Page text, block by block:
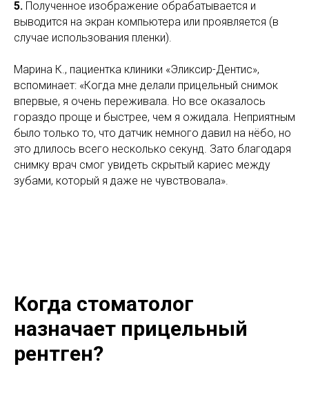
5. Полученное изображение обрабатывается и
выводится на экран компьютера или проявляется (в
случае использования пленки).
Марина К., пациентка клиники «Эликсир-Дентис»,
вспоминает: «Когда мне делали прицельный снимок
впервые, я очень переживала. Но все оказалось
гораздо проще и быстрее, чем я ожидала. Неприятным
было только то, что датчик немного давил на нёбо, но
это длилось всего несколько секунд. Зато благодаря
снимку врач смог увидеть скрытый кариес между
зубами, который я даже не чувствовала».
Когда стоматолог
назначает прицельный
рентген?